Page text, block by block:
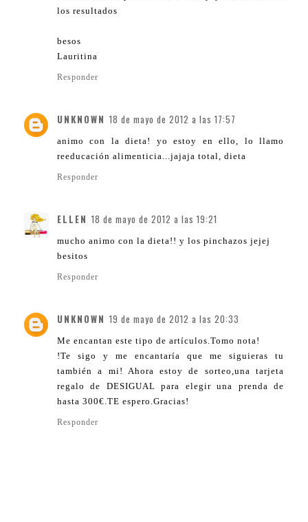
los resultados
besos
Lauritina
Responder
UNKNOWN 18 de mayo de 2012 a las 17:57
animo con la dieta! yo estoy en ello, lo llamo
reeducación alimenticia...jajaja total, dieta
Responder
ELLEN 18 de mayo de 2012 a las 19:21
mucho animo con la dieta!! y los pinchazos jejej
besitos
Responder
UNKNOWN 19 de mayo de 2012 a las 20:33
Me encantan este tipo de artículos.Tomo nota!
!Te sigo y me encantaría que me siguieras tu
también a mi! Ahora estoy de sorteo,una tarjeta
regalo de DESIGUAL para elegir una prenda de
hasta 300€.TE espero.Gracias!
Responder